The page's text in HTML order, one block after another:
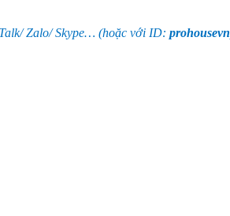
Zalo/ Skype… (hoặc với ID: prohousevn